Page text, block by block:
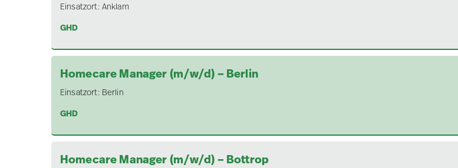
Einsatzort: Anklam
GHD
Homecare Manager (m/w/d) – Berlin
Einsatzort: Berlin
GHD
Homecare Manager (m/w/d) – Bottrop